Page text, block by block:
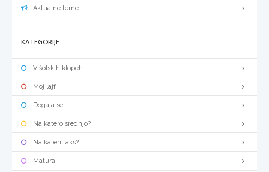
Aktualne teme
KATEGORIJE
V šolskih klopeh
Moj lajf
Dogaja se
Na katero srednjo?
Na kateri faks?
Matura